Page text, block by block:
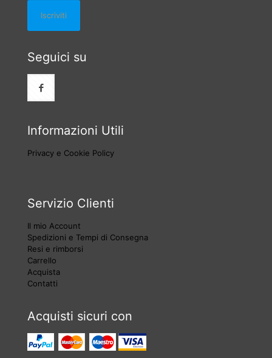
Seguici su
Informazioni Utili
Privacy e Cookie Policy
Servizio Clienti
Il mio Account
Spedizioni e Tempi di Consegna
Resi e rimborsi
Carrello
Acquista
Contatti
Acquisti sicuri con